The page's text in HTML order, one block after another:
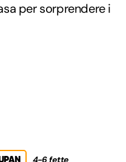
per sorprendere i
4-6 fette